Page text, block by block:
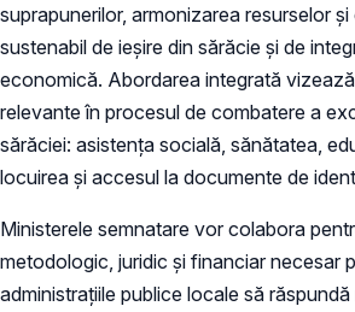
suprapunerilor, armonizarea resurselor
sustenabil de ieșire din sărăcie și de
economică. Abordarea integrată
relevante în procesul de combatere a
sărăciei: asistența socială, sănătatea,
locuirea și accesul la documente de
Ministerele semnatare vor colabora
metodologic, juridic și financiar necesar
administrațiile publice locale să